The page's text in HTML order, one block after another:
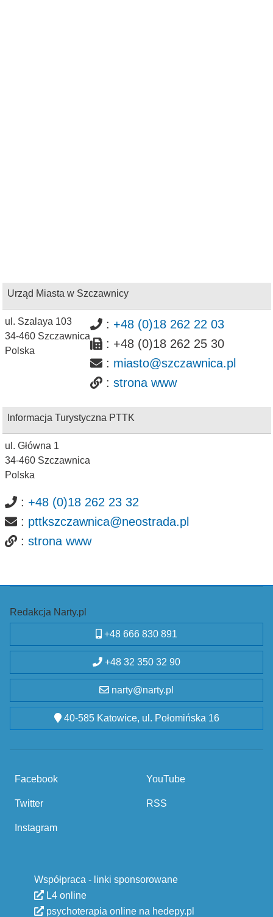
Urząd Miasta w Szczawnicy
ul. Szalaya 103
34-460 Szczawnica
Polska
: +48 (0)18 262 22 03
: +48 (0)18 262 25 30
: miasto@szczawnica.pl
: strona www
Informacja Turystyczna PTTK
ul. Główna 1
34-460 Szczawnica
Polska
: +48 (0)18 262 23 32
: pttkszczawnica@neostrada.pl
: strona www
Redakcja Narty.pl
+48 666 830 891
+48 32 350 32 90
narty@narty.pl
40-585 Katowice, ul. Połomińska 16
Facebook
Twitter
Instagram
YouTube
RSS
Współpraca - linki sponsorowane
L4 online
psychoterapia online na hedepy.pl